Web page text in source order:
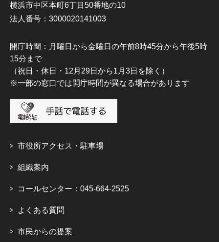
横浜市中区本町6丁目50番地の10
法人番号：3000020141003
開庁時間：月曜日から金曜日の午前8時45分から午後5時
15分まで
（祝日・休日・12月29日から1月3日を除く）
※一部の窓口では開庁時間が異なる場合があります
市役所アクセス・駐車場
組織案内
コールセンター：045-664-2525
よくある質問
市民からの提案